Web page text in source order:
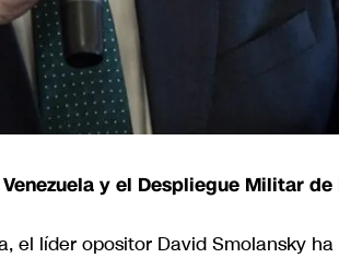
y el Despliegue Militar de
el líder opositor David Smolansky